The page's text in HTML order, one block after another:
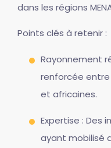
dans les régions
Points clés à retenir :
Rayonnement
renforcée entre
et africaines.
Expertise : Des
ayant mobilisé